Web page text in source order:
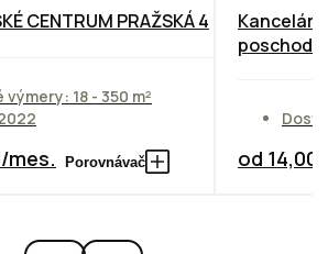
CENTRUM PRAŽSKÁ 4
18 - 350 m²
mes. Porovnávač
poschodie
od 14,00